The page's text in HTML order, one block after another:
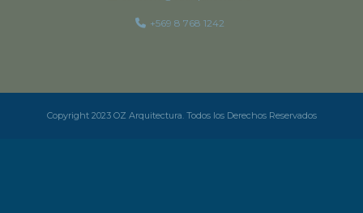
+569 8 768 1242
Copyright 2023 OZ Arquitectura. Todos los Derechos Reservados